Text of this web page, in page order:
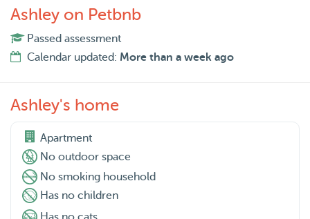
but my sweet boyfriend also likes to cuddle and play with
the animal(s) from time to time. Your pet can sleep in our
living room or hallway. We also have a balcony where
your pet can relax during the day. I look forward to
Ashley on Petbnb
Passed assessment
Calendar updated: More than a week ago
Ashley's home
Apartment
No outdoor space
No smoking household
Has no children